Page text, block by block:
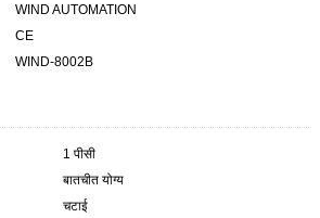
WIND AUTOMATION
CE
WIND-8002B
1 पीसी
बातचीत योग्य
चटाई